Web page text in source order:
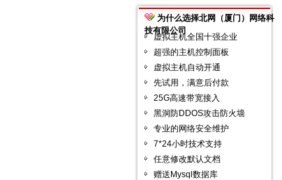
为什么选择北网（厦门）网络科
技有限公司
虚拟主机全国十强企业
超强的主机控制面板
虚拟主机自动开通
先试用，满意后付款
25G高速带宽接入
黑洞防DDOS攻击防火墙
专业的网络安全维护
7*24小时技术支持
任意修改默认文档
赠送Mysql数据库